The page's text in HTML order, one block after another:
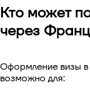
Виза в Китай
Виза в
Кто может
через
Оформление визы
возможно для: